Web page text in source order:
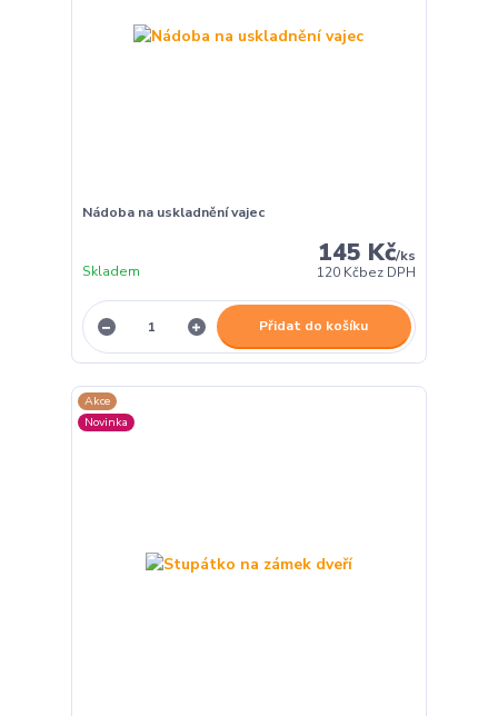
Nádoba na uskladnění vajec
145 Kč/ks
120 Kčbez DPH
Skladem
Přidat do košíku
Akce
Novinka